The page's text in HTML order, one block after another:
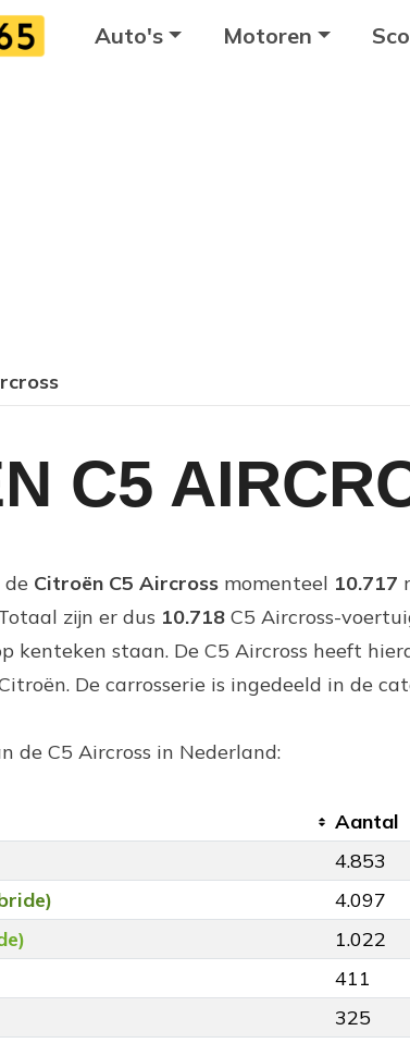
Auto's Motoren
C5
de Citroën C5 Aircross momenteel 10.717
zijn er dus 10.718 C5 Aircross-
kenteken staan. De C5 Aircross heeft
De carrosserie is ingedeeld in de
de C5 Aircross in Nederland:
Aantal
4.853
4.097
1.022
411
325